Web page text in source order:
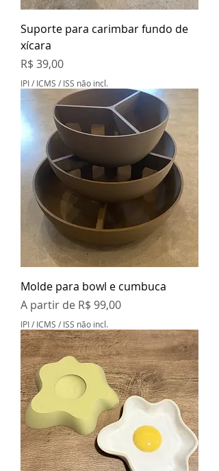
Suporte para carimbar fundo de
xícara
Preço
R$ 39,00
IPI / ICMS / ISS não incl.
Molde para bowl e cumbuca
A partir de R$ 99,00
Preço promocional
IPI / ICMS / ISS não incl.